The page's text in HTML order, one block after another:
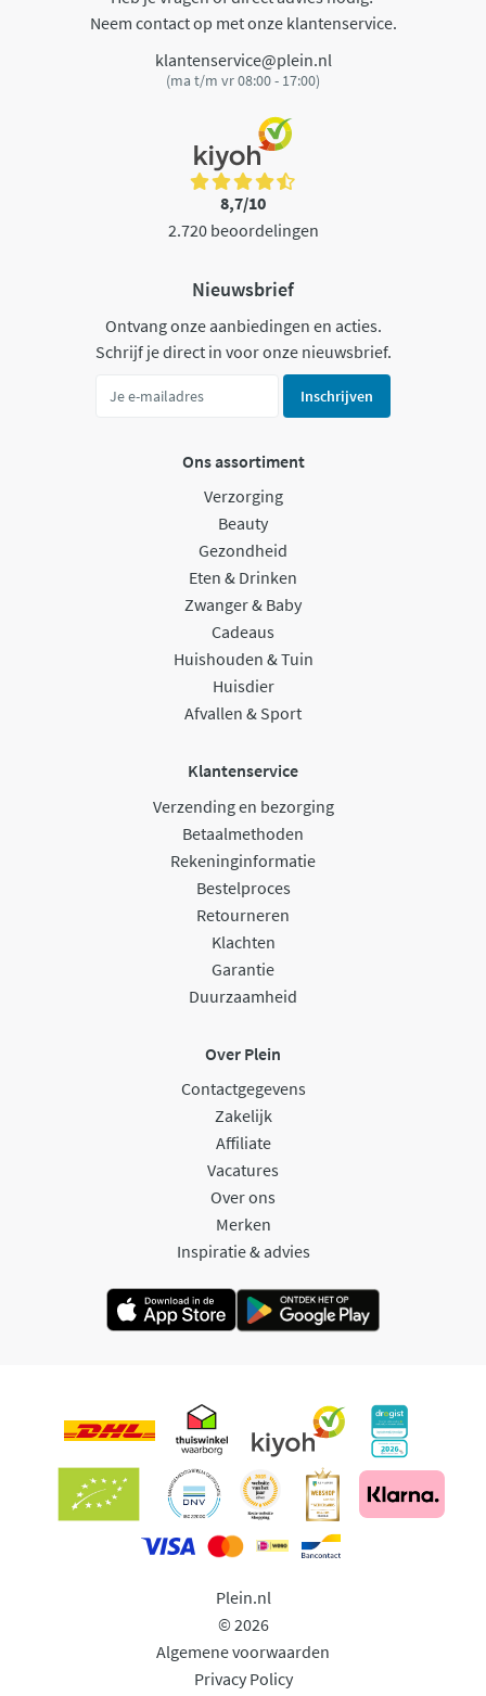
Neem contact op met onze klantenservice.
klantenservice@plein.nl
(ma t/m vr 08:00 - 17:00)
8,7/10
2.720 beoordelingen
Nieuwsbrief
Ontvang onze aanbiedingen en acties.
Schrijf je direct in voor onze nieuwsbrief.
Inschrijven
Ons assortiment
Verzorging
Beauty
Gezondheid
Eten & Drinken
Zwanger & Baby
Cadeaus
Huishouden & Tuin
Huisdier
Afvallen & Sport
Klantenservice
Verzending en bezorging
Betaalmethoden
Rekeninginformatie
Bestelproces
Retourneren
Klachten
Garantie
Duurzaamheid
Over Plein
Contactgegevens
Zakelijk
Affiliate
Vacatures
Over ons
Merken
Inspiratie & advies
Plein.nl
© 2026
Algemene voorwaarden
Privacy Policy